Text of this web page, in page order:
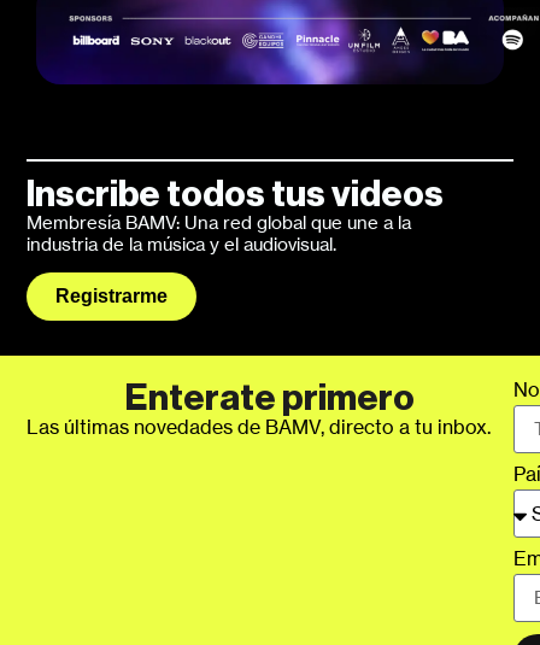
Inscribe todos tus videos
Membresía BAMV: Una red global que une a la
industria de la música y el audiovisual.
Registrarme
Enterate primero
Las últimas novedades de BAMV, directo a tu inbox.